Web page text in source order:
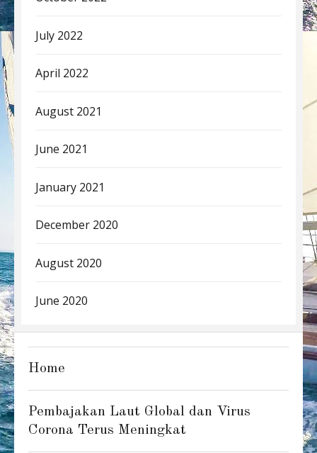
July 2022
April 2022
August 2021
June 2021
January 2021
December 2020
August 2020
June 2020
Home
Pembajakan Laut Global dan Virus
Corona Terus Meningkat